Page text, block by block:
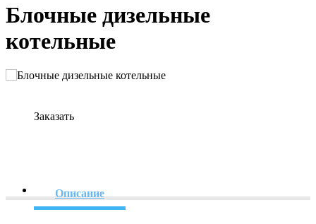
Блочные дизельные
котельные
Заказать
Описание